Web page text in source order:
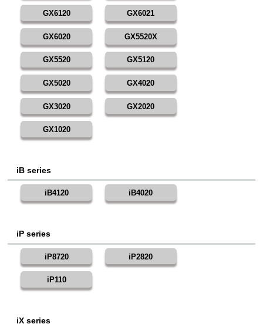
GX6120 GX6021
GX6020 GX5520X
GX5520 GX5120
GX5020 GX4020
GX3020 GX2020
GX1020
iB series
iB4120 iB4020
iP series
iP8720 iP2820
iP110
iX series